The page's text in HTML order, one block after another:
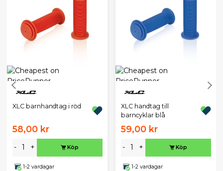
XLC barnhandtag i röd
58,00 kr
- + Köp
1-2 vardagar
XLC handtag till
barncyklar blå
59,00 kr
- + Köp
1-2 vardagar